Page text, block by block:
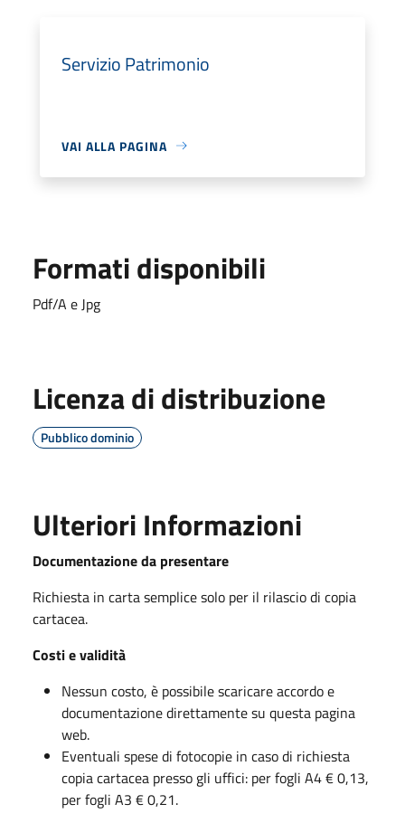
Servizio Patrimonio
VAI ALLA PAGINA
Formati disponibili
Pdf/A e Jpg
Licenza di distribuzione
Pubblico dominio
Ulteriori Informazioni
Documentazione da presentare
Richiesta in carta semplice solo per il rilascio di copia
cartacea.
Costi e validità
Nessun costo, è possibile scaricare accordo e
documentazione direttamente su questa pagina
web.
Eventuali spese di fotocopie in caso di richiesta
copia cartacea presso gli uffici: per fogli A4 € 0,13,
per fogli A3 € 0,21.